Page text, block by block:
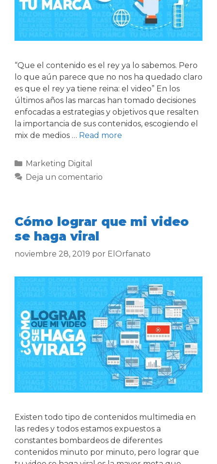
“Que el contenido es el rey ya lo sabemos. Pero
lo que aún parece que no nos ha quedado claro
es que el rey ya tiene reina: el video” En los
últimos años las marcas han tomado decisiones
enfocadas a estrategias y objetivos que resalten
la importancia de sus contenidos, escogiendo el
mix de medios … Read more
Marketing Digital
Deja un comentario
Cómo lograr que mi video
se haga viral
noviembre 28, 2019 por ElOrfanato
Existen todo tipo de contenidos multimedia en
las redes y todos estamos expuestos a
constantes bombardeos de diferentes
contenidos minuto por minuto, pero lograr que